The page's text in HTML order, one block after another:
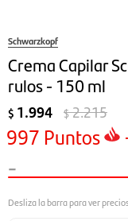
Schwarzkopf
Crema Capilar
rulos - 150 ml
$ 1.994 $2.215
997 Puntos
-